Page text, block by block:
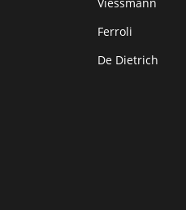
Ferroli
De Dietrich